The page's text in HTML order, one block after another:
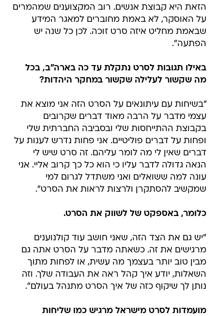
הזאת היא קבוצת אנשים. רוב המקצוענים שמהמרים
על האוסקר, לא באמת מחוברים למאגר המידע
שבאמת מחליט איזה סרט זוכה. לכן כל שנה יש
הפתעה".
באילו תגובות לסרט נתקלת עד כה בארה"ב, בכל
מה שקשור לעלילה שקשור במחקר היהדות?
"בשיחות עם עיתונאים על הסרט הזה אני מוצא את
עצמי מדבר על הרבה מאוד דברים שקרובים
בקבוצת ההתייחסות שלי ובסביבה החברתית שלי
ופחות על דברים פוליטיים. אני פחות נדרש לענות על
דברים שאין לי מה לומר עליהם. זה סרט שיש לי
הנאה גדולה לדבר עליו כי הוא כל כך קרוב אליי. אני
עונה למה ששואלים ואני משתדל לגרום למי
שמקשיב להסתקרן ולרצות לראות את הסרט".
כלומר, באספקט של לשווק את הסרט.
"יש גם את הצד הזה, שאני חושב עוד קולנוענים
מרגישים את זה. כשאתה מדבר על הסרט אתה גם
מבין טוב יותר בעצמך מה עשית, או לפחות מתוך
השאלות, יודע איך קהל ראה את העבודה שלך. וזה
נותן לך שיקוף כזה של איך הסרט מתנהל בעולם".
מועמדות לסרט מישראל מרגיש כמו שליחות